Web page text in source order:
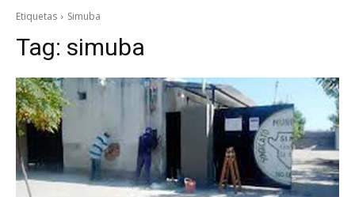
Etiquetas Simuba
Tag: simuba